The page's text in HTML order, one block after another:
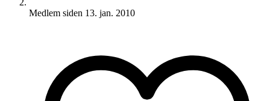
Medlem siden 13. jan. 2010